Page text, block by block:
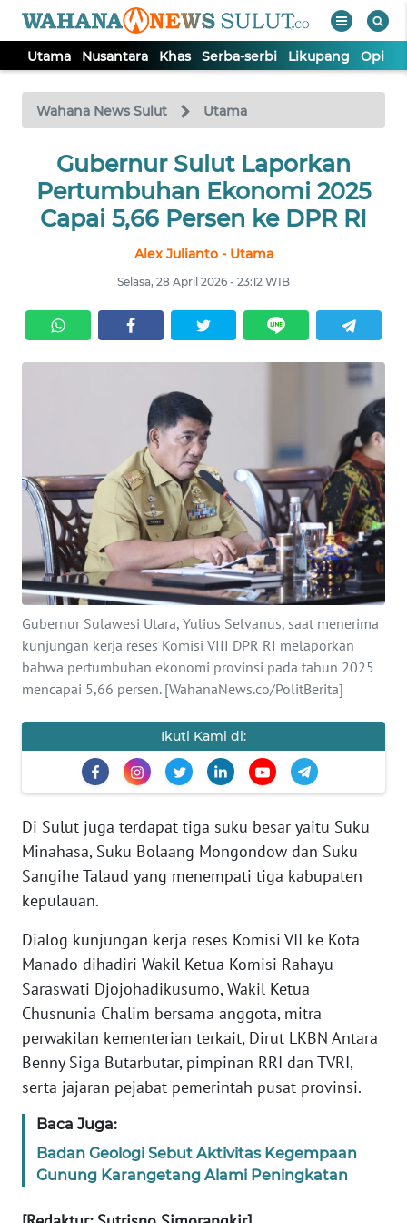
Utama Nusantara Khas Serba-serbi Likupang Opini
Wahana News Sulut Utama
Gubernur Sulut Laporkan
Pertumbuhan Ekonomi 2025
Capai 5,66 Persen ke DPR RI
Alex Julianto - Utama
Selasa, 28 April 2026 - 23:12 WIB
Gubernur Sulawesi Utara, Yulius Selvanus, saat menerima
kunjungan kerja reses Komisi VIII DPR RI melaporkan
bahwa pertumbuhan ekonomi provinsi pada tahun 2025
mencapai 5,66 persen. [WahanaNews.co/PolitBerita]
Ikuti Kami di:
Di Sulut juga terdapat tiga suku besar yaitu Suku
Minahasa, Suku Bolaang Mongondow dan Suku
Sangihe Talaud yang menempati tiga kabupaten
kepulauan.
Dialog kunjungan kerja reses Komisi VII ke Kota
Manado dihadiri Wakil Ketua Komisi Rahayu
Saraswati Djojohadikusumo, Wakil Ketua
Chusnunia Chalim bersama anggota, mitra
perwakilan kementerian terkait, Dirut LKBN Antara
Benny Siga Butarbutar, pimpinan RRI dan TVRI,
serta jajaran pejabat pemerintah pusat provinsi.
Baca Juga:
Badan Geologi Sebut Aktivitas Kegempaan
Gunung Karangetang Alami Peningkatan
TV
Tutup
UTAMA
NUSANTARA
SERBA-
SERBI
Informasi
INDEKS
BERITA
KONTAK
KAMI
INFO
IKLAN
TENTANG
PEDOMAN
SIBER
REDAKSI
Wahana
News
Regional
SUMUT
WN